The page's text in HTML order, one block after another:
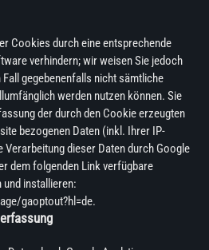
Cookies durch eine entsprechende
verhindern; wir weisen Sie jedoch
gegebenenfalls nicht sämtliche
werden nutzen können. Sie
der durch den Cookie erzeugten
bezogenen Daten (inkl. Ihrer IP-
dieser Daten durch Google
dem folgenden Link verfügbare
installieren:
gaoptout?hl=de.